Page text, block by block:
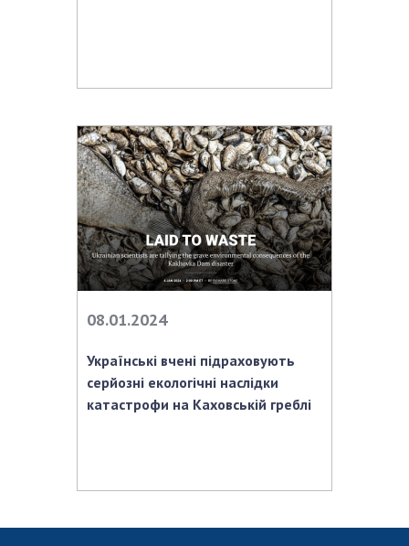
08.01.2024
Українські вчені підраховують
серйозні екологічні наслідки
катастрофи на Каховській греблі